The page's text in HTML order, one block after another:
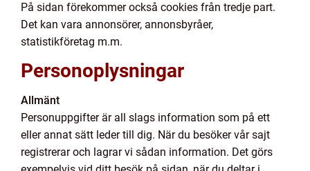
På sidan förekommer också cookies från tredje part.
Det kan vara annonsörer, annonsbyråer,
statistikföretag m.m.
Personoplysningar
Allmänt
Personuppgifter är all slags information som på ett
eller annat sätt leder till dig. När du besöker vår sajt
registrerar och lagrar vi sådan information. Det görs